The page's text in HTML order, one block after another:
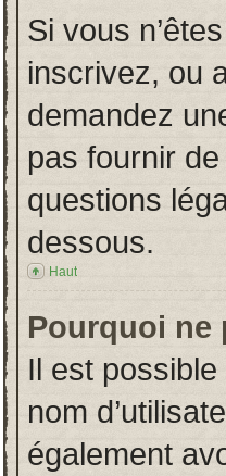
Si vous
inscrivez, ou
demandez
pas fournir
questions
dessous.
Haut
Pourquoi ne
Il est
nom
également